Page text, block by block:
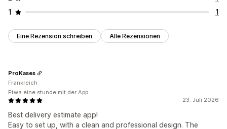
1
1
Eine Rezension schreiben Alle Rezensionen
23. Juli 2026
Best delivery estimate app!
Easy to set up, with a clean and professional design. The
ProKases
Frankreich
Etwa eine stunde mit der App